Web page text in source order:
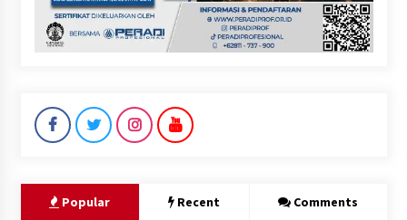
Popular Recent Comments